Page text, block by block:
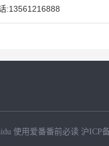
:13561216888
使用爱番番前必读 沪ICP